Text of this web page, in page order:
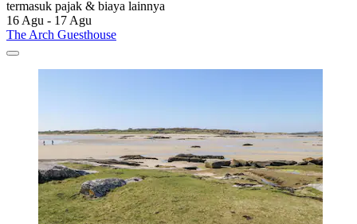
termasuk pajak & biaya lainnya
16 Agu - 17 Agu
The Arch Guesthouse